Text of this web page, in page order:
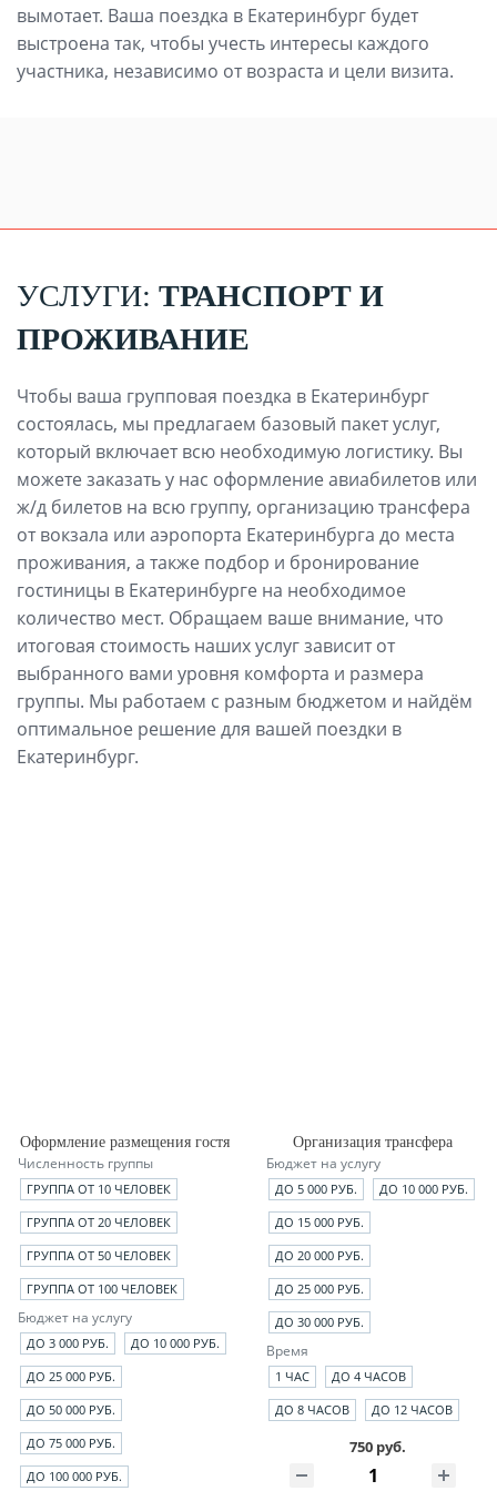
вымотает. Ваша поездка в Екатеринбург будет
выстроена так, чтобы учесть интересы каждого
участника, независимо от возраста и цели визита.
УСЛУГИ: ТРАНСПОРТ И
ПРОЖИВАНИЕ
Чтобы ваша групповая поездка в Екатеринбург
состоялась, мы предлагаем базовый пакет услуг,
который включает всю необходимую логистику. Вы
можете заказать у нас оформление авиабилетов или
ж/д билетов на всю группу, организацию трансфера
от вокзала или аэропорта Екатеринбурга до места
проживания, а также подбор и бронирование
гостиницы в Екатеринбурге на необходимое
количество мест. Обращаем ваше внимание, что
итоговая стоимость наших услуг зависит от
выбранного вами уровня комфорта и размера
группы. Мы работаем с разным бюджетом и найдём
оптимальное решение для вашей поездки в
Екатеринбург.
Оформление размещения гостя
Численность группы
ГРУППА ОТ 10 ЧЕЛОВЕК
ГРУППА ОТ 20 ЧЕЛОВЕК
ГРУППА ОТ 50 ЧЕЛОВЕК
ГРУППА ОТ 100 ЧЕЛОВЕК
Бюджет на услугу
ДО 3 000 РУБ.
ДО 10 000 РУБ.
ДО 25 000 РУБ.
ДО 50 000 РУБ.
ДО 75 000 РУБ.
ДО 100 000 РУБ.
Организация трансфера
Бюджет на услугу
ДО 5 000 РУБ.
ДО 10 000 РУБ.
ДО 15 000 РУБ.
ДО 20 000 РУБ.
ДО 25 000 РУБ.
ДО 30 000 РУБ.
Время
1 ЧАС
ДО 4 ЧАСОВ
ДО 8 ЧАСОВ
ДО 12 ЧАСОВ
750 руб.